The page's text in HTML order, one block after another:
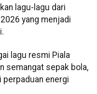
lagu-lagu dari
yang menjadi
lagu resmi Piala
semangat sepak bola,
perpaduan energi